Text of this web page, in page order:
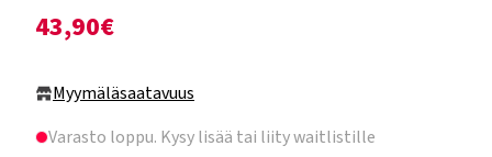
43,90€
Myymäläsaatavuus
Varasto loppu. Kysy lisää tai liity waitlistille